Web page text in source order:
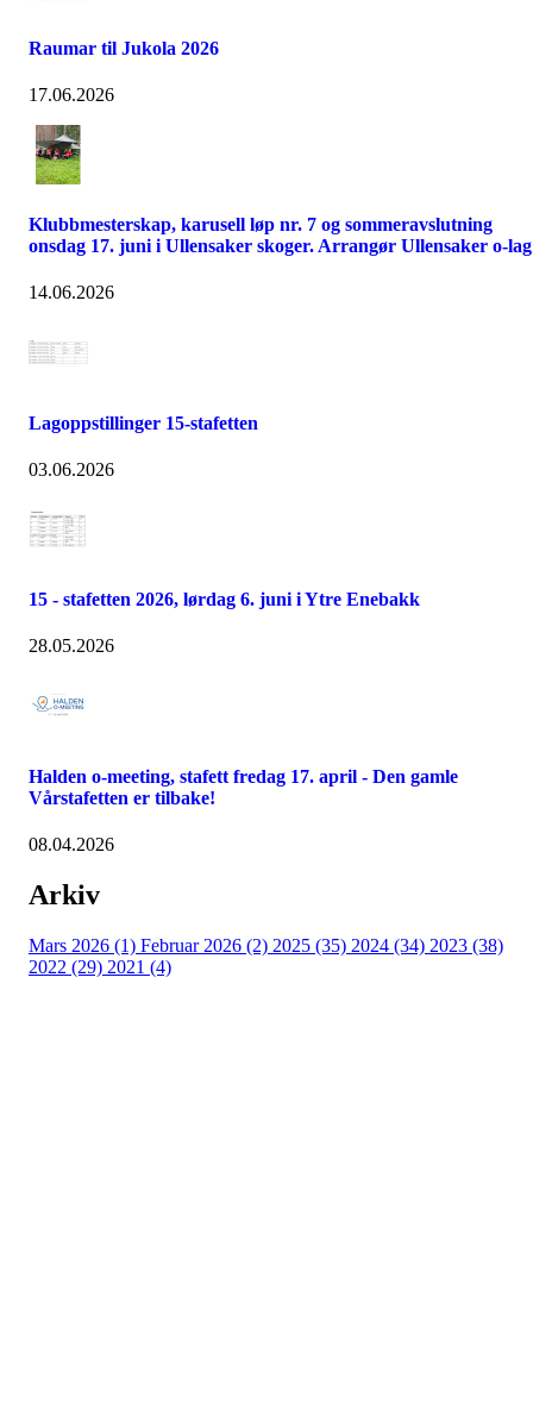
Raumar til Jukola 2026
17.06.2026
Klubbmesterskap, karusell løp nr. 7 og sommeravslutning
onsdag 17. juni i Ullensaker skoger. Arrangør Ullensaker o-lag
14.06.2026
Lagoppstillinger 15-stafetten
03.06.2026
15 - stafetten 2026, lørdag 6. juni i Ytre Enebakk
28.05.2026
Halden o-meeting, stafett fredag 17. april - Den gamle
Vårstafetten er tilbake!
08.04.2026
Arkiv
Mars 2026 (1) Februar 2026 (2) 2025 (35) 2024 (34) 2023 (38)
2022 (29) 2021 (4)